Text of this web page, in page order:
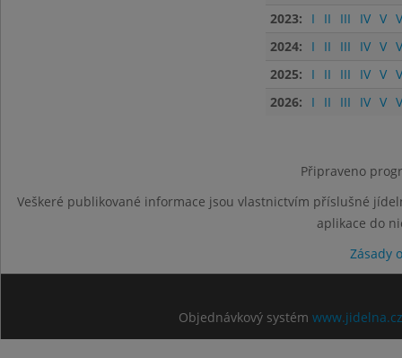
2023:
I II III IV V
2024:
I II III IV V
2025:
I II III IV V
2026:
I II III IV V
Připraveno
Veškeré publikované informace jsou vlastnictvím příslušné
aplikace do
Zásady
Objednávkový systém www.jidelna.cz